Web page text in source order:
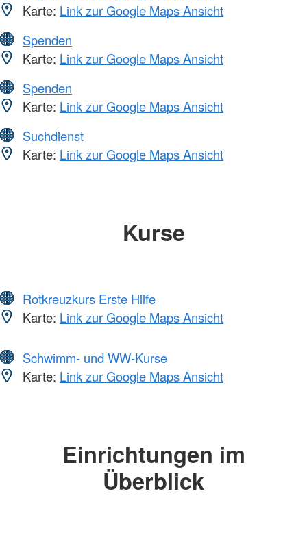
Karte: Link zur Google Maps Ansicht
Spenden
Karte: Link zur Google Maps Ansicht
Spenden
Karte: Link zur Google Maps Ansicht
Suchdienst
Karte: Link zur Google Maps Ansicht
Kurse
Rotkreuzkurs Erste Hilfe
Karte: Link zur Google Maps Ansicht
Schwimm- und WW-Kurse
Karte: Link zur Google Maps Ansicht
Einrichtungen im
Überblick